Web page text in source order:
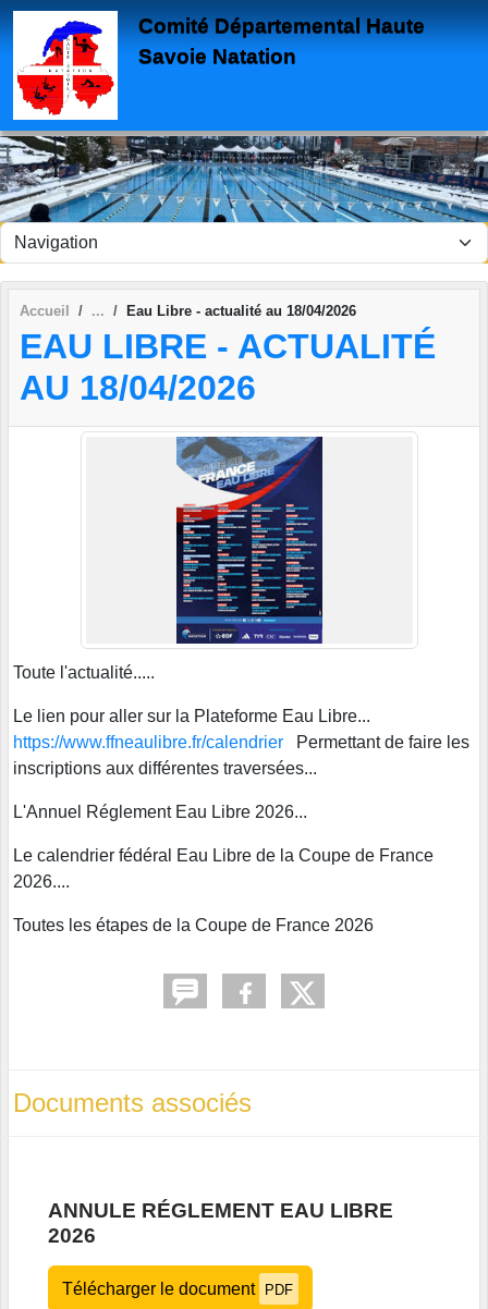
Comité Départemental Haute
Savoie Natation
Accueil Eau Libre - actualité au 18/04/2026
EAU LIBRE - ACTUALITÉ
AU 18/04/2026
Toute l'actualité.....
Le lien pour aller sur la Plateforme Eau Libre...
https://www.ffneaulibre.fr/calendrier Permettant de faire les
inscriptions aux différentes traversées...
L'Annuel Réglement Eau Libre 2026...
Le calendrier fédéral Eau Libre de la Coupe de France
2026....
Toutes les étapes de la Coupe de France 2026
Documents associés
ANNULE RÉGLEMENT EAU LIBRE
2026
Télécharger le document PDF
Panneau de gestion des cookies